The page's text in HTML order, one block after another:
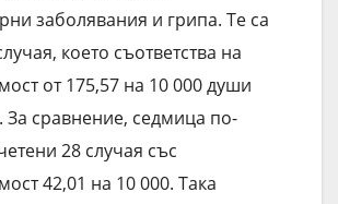
заболявания и грипа. Те са
което съответства на
от 175,57 на 10 000 души
За сравнение, седмица по-
28 случая със
42,01 на 10 000. Така